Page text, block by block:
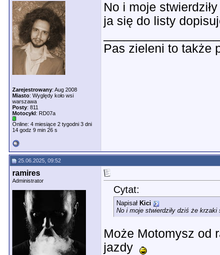
Zarejestrowany: Aug 2008
Miasto: Wyględy koło wsi
warszawa
Posty: 811
Motocykl: RD07a
Online: 4 miesiące 2 tygodni 3 dni
14 godz 9 min 26 s
No i moje
ja się do listy
Pas zieleni to także
25.06.2025, 09:52
ramires
Administrator
Cytat:
Napisał Kici
No i moje stwierdziły dziś że
Może Motomysz od
jazdy